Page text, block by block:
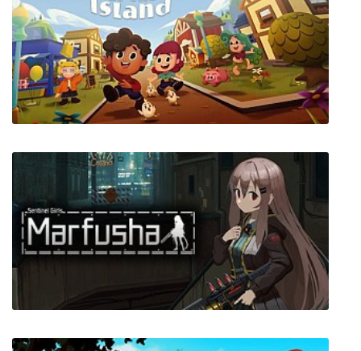
Spirit of the Island